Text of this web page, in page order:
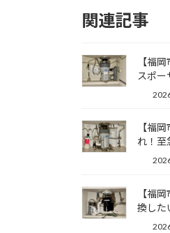
関連記事
【福
スポー
【福
れ！至
【福
換した